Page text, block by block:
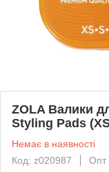
ZOLA Валики
Styling Pads
Немає в наявності
Код: z020987
Опт